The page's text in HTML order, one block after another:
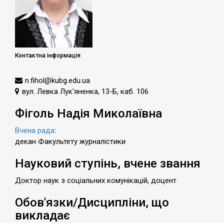
Контактна інформація
n.fihol@kubg.edu.ua
вул. Левка Лук'яненка, 13-Б, каб. 106
Фіголь Надія Миколаївна
Вчена рада:
декан Факультету журналістики
Науковий ступінь, вчене звання
Доктор наук з соціальних комунікацій, доцент
Обов'язки/Дисципліни, що
викладає